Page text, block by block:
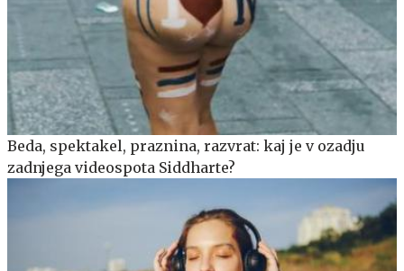
Beda, spektakel, praznina, razvrat: kaj je v ozadju
zadnjega videospota Siddharte?